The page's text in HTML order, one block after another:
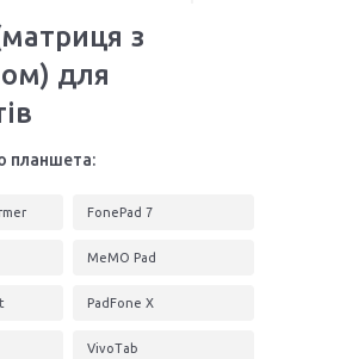
з
для
планшета:
FonePad 7
MeMO Pad
PadFone X
VivoTab